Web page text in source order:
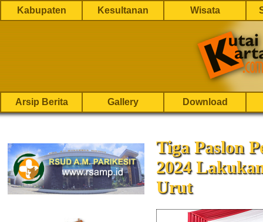
Kabupaten Kesultanan Wisata
Arsip Berita Gallery Download
Tiga Paslon
2024
Urut